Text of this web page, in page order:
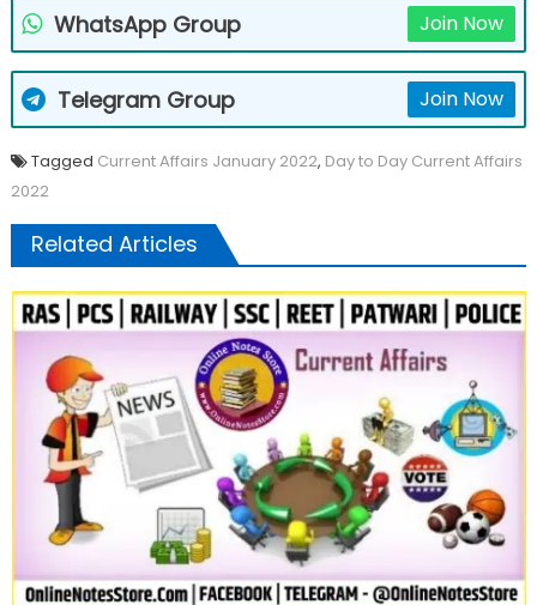
WhatsApp Group Join Now
Telegram Group Join Now
Tagged Current Affairs January 2022, Day to Day Current Affairs
2022
Related Articles